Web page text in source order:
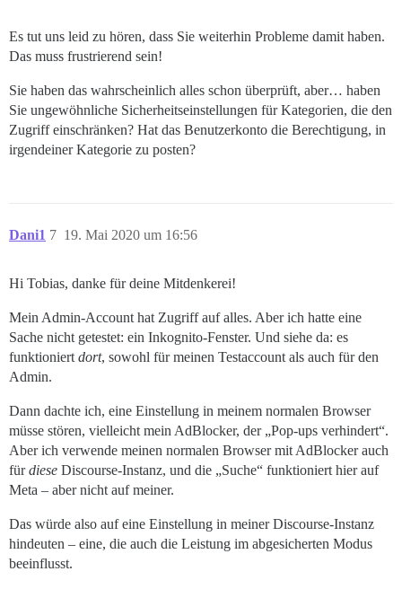
Es tut uns leid zu hören, dass Sie weiterhin Probleme damit haben.
Das muss frustrierend sein!
Sie haben das wahrscheinlich alles schon überprüft, aber… haben
Sie ungewöhnliche Sicherheitseinstellungen für Kategorien, die den
Zugriff einschränken? Hat das Benutzerkonto die Berechtigung, in
irgendeiner Kategorie zu posten?
Dani1 19. Mai 2020 um 16:56
7
Hi Tobias, danke für deine Mitdenkerei!
Mein Admin-Account hat Zugriff auf alles. Aber ich hatte eine
Sache nicht getestet: ein Inkognito-Fenster. Und siehe da: es
funktioniert dort, sowohl für meinen Testaccount als auch für den
Admin.
Dann dachte ich, eine Einstellung in meinem normalen Browser
müsse stören, vielleicht mein AdBlocker, der „Pop-ups verhindert“.
Aber ich verwende meinen normalen Browser mit AdBlocker auch
fürdiese Discourse-Instanz, und die „Suche“ funktioniert hier auf
Meta – aber nicht auf meiner.
Das würde also auf eine Einstellung in meiner Discourse-Instanz
hindeuten – eine, die auch die Leistung im abgesicherten Modus
beeinflusst.